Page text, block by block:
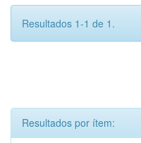
Resultados 1-1 de 1.
Resultados por ítem: